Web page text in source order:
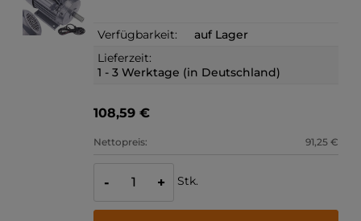
Verfügbarkeit:
auf Lager
Lieferzeit:
1 - 3 Werktage (in Deutschland)
108,59 €
Nettopreis: 91,25 €
- + Stk.